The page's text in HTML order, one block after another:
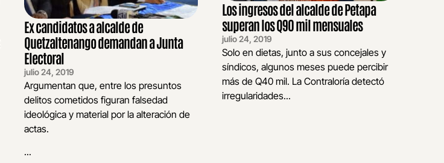
Ex candidatos a alcalde de
Quetzaltenango demandan a Junta
Electoral
julio 24, 2019
Argumentan que, entre los presuntos
delitos cometidos figuran falsedad
ideológica y material por la alteración de
actas.
...
Los ingresos del alcalde de Petapa
superan los Q90 mil mensuales
julio 24, 2019
Solo en dietas, junto a sus concejales y
síndicos, algunos meses puede percibir
más de Q40 mil. La Contraloría detectó
irregularidades...